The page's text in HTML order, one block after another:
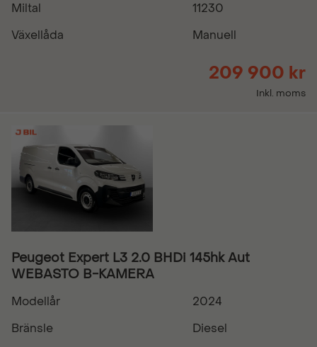
Miltal
11230
Växellåda
Manuell
209 900 kr
Inkl. moms
Peugeot Expert L3 2.0 BHDi 145hk Aut
WEBASTO B-KAMERA
Modellår
2024
Bränsle
Diesel